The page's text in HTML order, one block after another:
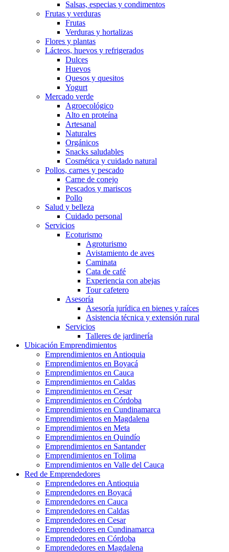
Salsas, especias y condimentos
Frutas y verduras
Frutas
Verduras y hortalizas
Flores y plantas
Lácteos, huevos y refrigerados
Dulces
Huevos
Quesos y quesitos
Yogurt
Mercado verde
Agroecológico
Alto en proteína
Artesanal
Naturales
Orgánicos
Snacks saludables
Cosmética y cuidado natural
Pollos, carnes y pescado
Carne de conejo
Pescados y mariscos
Pollo
Salud y belleza
Cuidado personal
Servicios
Ecoturismo
Agroturismo
Avistamiento de aves
Caminata
Cata de café
Experiencia con abejas
Tour cafetero
Asesoría
Asesoría jurídica en bienes y raíces
Asistencia técnica y extensión rural
Servicios
Talleres de jardinería
Ubicación Emprendimientos
Emprendimientos en Antioquia
Emprendimientos en Boyacá
Emprendimientos en Cauca
Emprendimientos en Caldas
Emprendimientos en Cesar
Emprendimientos en Córdoba
Emprendimientos en Cundinamarca
Emprendimientos en Magdalena
Emprendimientos en Meta
Emprendimientos en Quindío
Emprendimientos en Santander
Emprendimientos en Tolima
Emprendimientos en Valle del Cauca
Red de Emprendedores
Emprendedores en Antioquia
Emprendedores en Boyacá
Emprendedores en Cauca
Emprendedores en Caldas
Emprendedores en Cesar
Emprendedores en Cundinamarca
Emprendedores en Córdoba
Emprendedores en Magdalena